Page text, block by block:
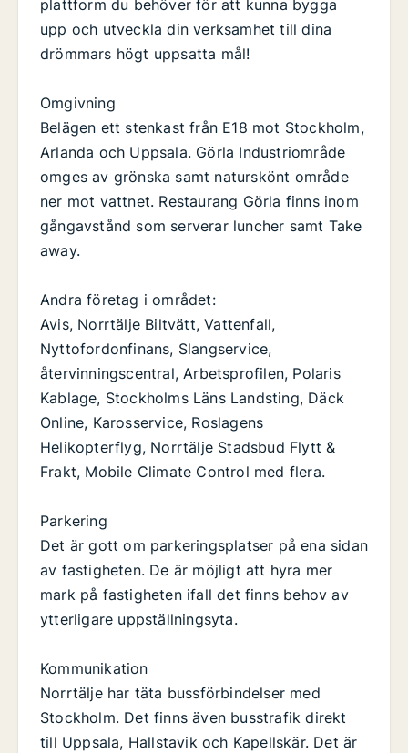
plattform du behöver för att kunna bygga
upp och utveckla din verksamhet till dina
drömmars högt uppsatta mål!
Omgivning
Belägen ett stenkast från E18 mot Stockholm,
Arlanda och Uppsala. Görla Industriområde
omges av grönska samt naturskönt område
ner mot vattnet. Restaurang Görla finns inom
gångavstånd som serverar luncher samt Take
away.
Andra företag i området:
Avis, Norrtälje Biltvätt, Vattenfall,
Nyttofordonfinans, Slangservice,
återvinningscentral, Arbetsprofilen, Polaris
Kablage, Stockholms Läns Landsting, Däck
Online, Karosservice, Roslagens
Helikopterflyg, Norrtälje Stadsbud Flytt &
Frakt, Mobile Climate Control med flera.
Parkering
Det är gott om parkeringsplatser på ena sidan
av fastigheten. De är möjligt att hyra mer
mark på fastigheten ifall det finns behov av
ytterligare uppställningsyta.
Kommunikation
Norrtälje har täta bussförbindelser med
Stockholm. Det finns även busstrafik direkt
till Uppsala, Hallstavik och Kapellskär. Det är